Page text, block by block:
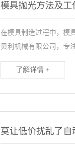
模具抛光方法及工
在模具制造过程中，模
贝利机械有限公司，专
了解详情 +
莫让低价扰乱了自